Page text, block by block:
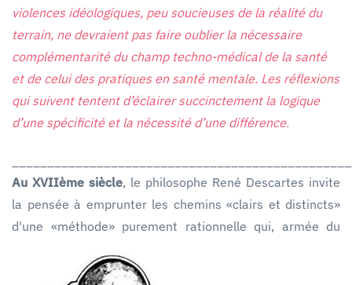
violences idéologiques, peu soucieuses de la réalité du
terrain, ne devraient pas faire oublier la nécessaire
complémentarité du champ techno-médical de la santé
et de celui des pratiques en santé mentale. Les réflexions
qui suivent tentent d’éclairer succinctement la logique
d’une spécificité et la nécessité d’une différence.
Au XVIIème siècle, le philosophe René Descartes invite
la pensée à emprunter les chemins «clairs et distincts»
d'une «méthode» purement rationnelle qui, armée du